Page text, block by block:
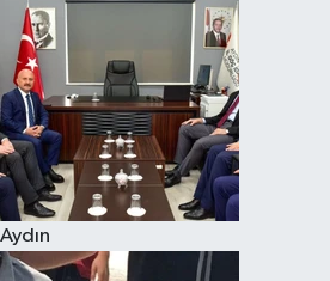
Aydın